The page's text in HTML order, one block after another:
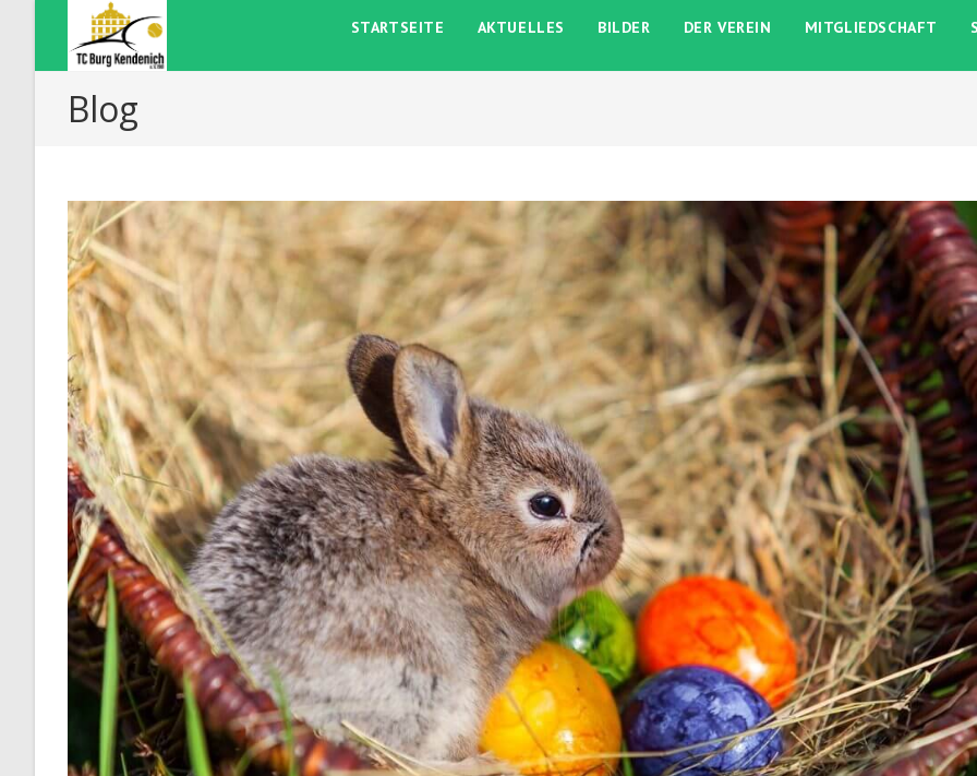
springen
STARTSEITE AKTUELLES BILDER DER VEREIN MITGLIEDSCHAFT
Blog